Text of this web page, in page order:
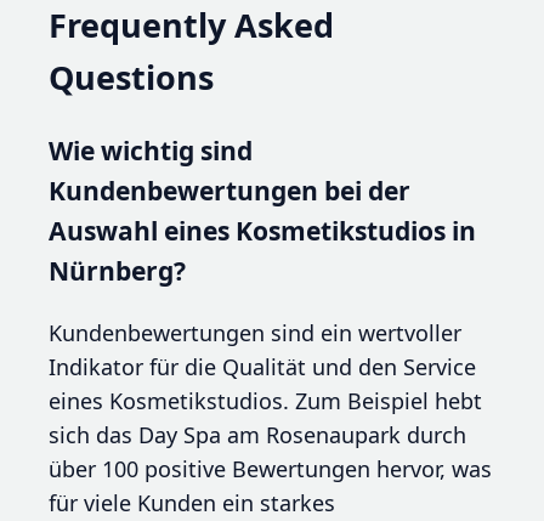
Frequently Asked
Questions
Wie wichtig sind
Kundenbewertungen bei der
Auswahl eines Kosmetikstudios in
Nürnberg?
Kundenbewertungen sind ein wertvoller
Indikator für die Qualität und den Service
eines Kosmetikstudios. Zum Beispiel hebt
sich das Day Spa am Rosenaupark durch
über 100 positive Bewertungen hervor, was
für viele Kunden ein starkes